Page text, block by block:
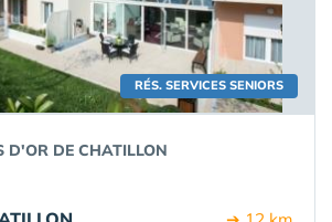
RÉS. SERVICES SENIORS
D'OR DE CHATILLON